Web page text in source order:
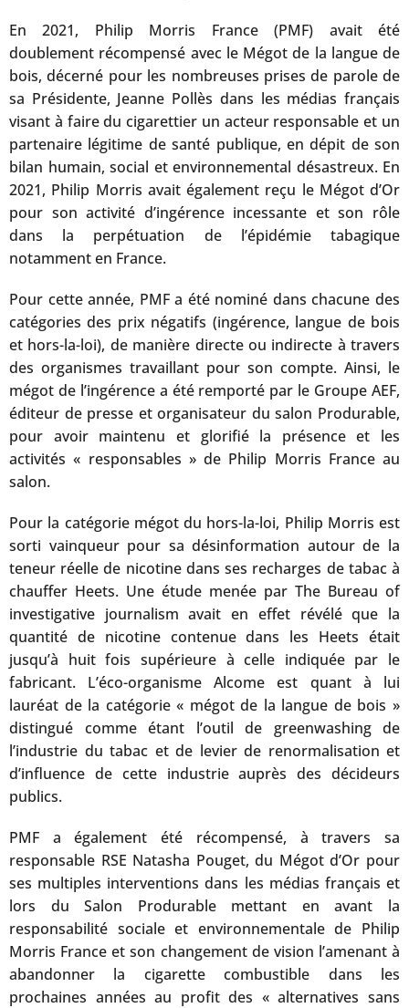
En 2021, Philip Morris France (PMF) avait été
doublement récompensé avec le Mégot de la langue de
bois, décerné pour les nombreuses prises de parole de
sa Présidente, Jeanne Pollès dans les médias français
visant à faire du cigarettier un acteur responsable et un
partenaire légitime de santé publique, en dépit de son
bilan humain, social et environnemental désastreux. En
2021, Philip Morris avait également reçu le Mégot d’Or
pour son activité d’ingérence incessante et son rôle
dans la perpétuation de l’épidémie tabagique
notamment en France.
Pour cette année, PMF a été nominé dans chacune des
catégories des prix négatifs (ingérence, langue de bois
et hors-la-loi), de manière directe ou indirecte à travers
des organismes travaillant pour son compte. Ainsi, le
mégot de l’ingérence a été remporté par le Groupe AEF,
éditeur de presse et organisateur du salon Produrable,
pour avoir maintenu et glorifié la présence et les
activités « responsables » de Philip Morris France au
salon.
Pour la catégorie mégot du hors-la-loi, Philip Morris est
sorti vainqueur pour sa désinformation autour de la
teneur réelle de nicotine dans ses recharges de tabac à
chauffer Heets. Une étude menée par The Bureau of
investigative journalism avait en effet révélé que la
quantité de nicotine contenue dans les Heets était
jusqu’à huit fois supérieure à celle indiquée par le
fabricant. L’éco-organisme Alcome est quant à lui
lauréat de la catégorie « mégot de la langue de bois »
distingué comme étant l’outil de greenwashing de
l’industrie du tabac et de levier de renormalisation et
d’influence de cette industrie auprès des décideurs
publics.
PMF a également été récompensé, à travers sa
responsable RSE Natasha Pouget, du Mégot d’Or pour
ses multiples interventions dans les médias français et
lors du Salon Produrable mettant en avant la
responsabilité sociale et environnementale de Philip
Morris France et son changement de vision l’amenant à
abandonner la cigarette combustible dans les
prochaines années au profit des « alternatives sans